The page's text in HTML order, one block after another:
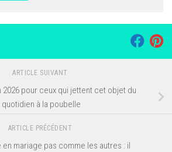
ARTICLE SUIVANT
2026 pour ceux qui jettent cet objet du
quotidien à la poubelle
ARTICLE PRÉCÉDENT
en mariage pas comme les autres : il